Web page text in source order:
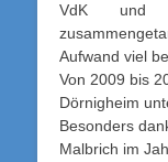
VdK und
Aufwand viel
Von 2009 bis
Dörnigheim
Besonders
Malbrich im